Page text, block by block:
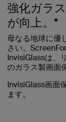
強化ガラ
が向上。*
母なる地球に優
さい。
InvisiGlassは、
のガラス製画面
InvisiGlass画面
ます。